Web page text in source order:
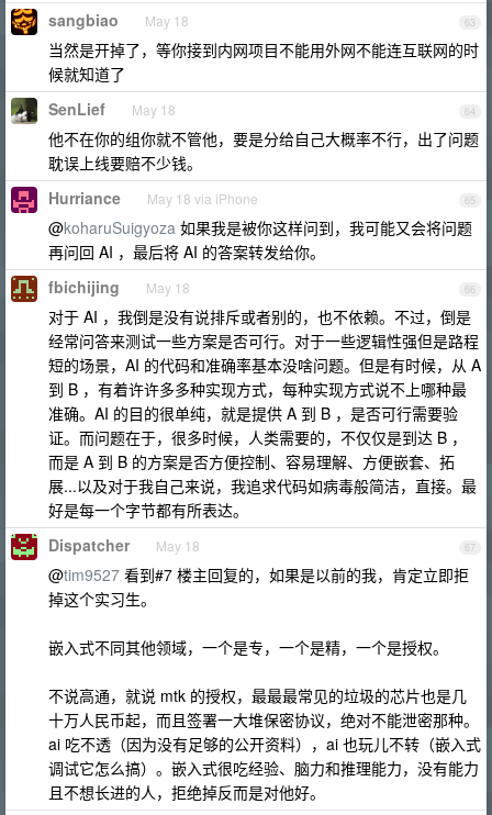
63
sangbiao May 18
当然是开掉了，等你接到内网项目不能用外网不能连互联网的时
候就知道了
64
SenLief May 18
他不在你的组你就不管他，要是分给自己大概率不行，出了问题
耽误上线要赔不少钱。
65
Hurriance May 18 via iPhone
@koharuSuigyoza 如果我是被你这样问到，我可能又会将问题
再问回 AI ，最后将 AI 的答案转发给你。
66
fbichijing May 18
对于 AI ，我倒是没有说排斥或者别的，也不依赖。不过，倒是
经常问答来测试一些方案是否可行。对于一些逻辑性强但是路程
短的场景，AI 的代码和准确率基本没啥问题。但是有时候，从 A
到 B ，有着许许多多种实现方式，每种实现方式说不上哪种最
准确。AI 的目的很单纯，就是提供 A 到 B ，是否可行需要验
证。而问题在于，很多时候，人类需要的，不仅仅是到达 B ，
而是 A 到 B 的方案是否方便控制、容易理解、方便嵌套、拓
展...以及对于我自己来说，我追求代码如病毒般简洁，直接。最
好是每一个字节都有所表达。
67
Dispatcher May 18
@tim9527 看到#7 楼主回复的，如果是以前的我，肯定立即拒
掉这个实习生。
嵌入式不同其他领域，一个是专，一个是精，一个是授权。
不说高通，就说 mtk 的授权，最最最常见的垃圾的芯片也是几
十万人民币起，而且签署一大堆保密协议，绝对不能泄密那种。
ai 吃不透（因为没有足够的公开资料），ai 也玩儿不转（嵌入式
调试它怎么搞）。嵌入式很吃经验、脑力和推理能力，没有能力
且不想长进的人，拒绝掉反而是对他好。